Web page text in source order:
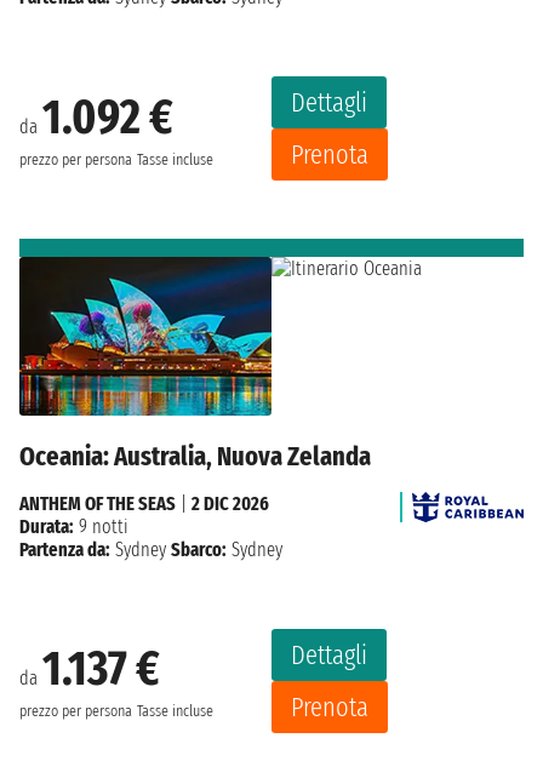
da 1.092 €
prezzo per persona Tasse incluse
Dettagli
Prenota
Oceania: Australia, Nuova Zelanda
da 1.137 €
prezzo per persona Tasse incluse
Dettagli
Prenota
ANTHEM OF THE SEAS
2 DIC 2026
Durata: 9 notti
Partenza da: Sydney Sbarco: Sydney